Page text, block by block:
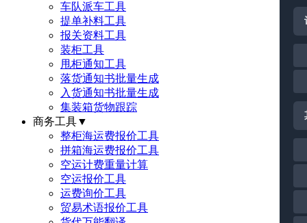
车队派车工具
提单补料工具
报关资料工具
装柜工具
甩柜通知工具
落货通知书批量生成
入货通知书批量生成
集装箱货物跟踪
商务工具▼
整柜海运费报价工具
拼箱海运费报价工具
空运计费重量计算
空运报价工具
运费询价工具
贸易术语报价工具